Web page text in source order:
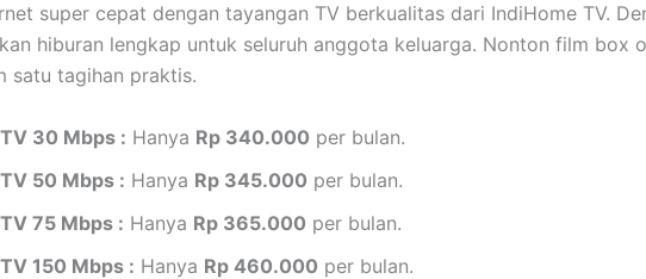
super cepat dengan tayangan TV berkualitas dari IndiHome TV.
hiburan lengkap untuk seluruh anggota keluarga. Nonton film box
satu tagihan praktis.
30 Mbps : Hanya Rp 340.000 per bulan.
50 Mbps : Hanya Rp 345.000 per bulan.
75 Mbps : Hanya Rp 365.000 per bulan.
150 Mbps : Hanya Rp 460.000 per bulan.